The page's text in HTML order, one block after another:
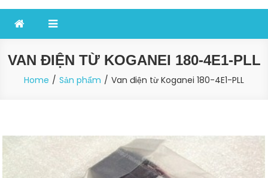
VAN ĐIỆN TỪ KOGANEI 180-4E1-PLL
Home Sản phẩm Van điện từ Koganei 180-4E1-PLL